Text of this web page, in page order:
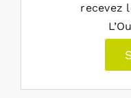
recevez